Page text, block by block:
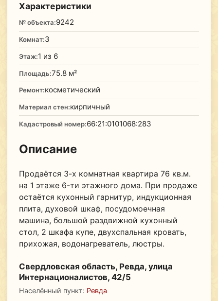
Характеристики
№ объекта:9242
Комнат:3
Этаж:1 из 6
Площадь:75.8 м²
Ремонт:косметический
Материал стен:кирпичный
Кадастровый номер:66:21:0101068:283
Описание
Продаётся 3-х комнатная квартира 76 кв.м.
на 1 этаже 6-ти этажного дома. При продаже
остаётся кухонный гарнитур, индукционная
плита, духовой шкаф, посудомоечная
машина, большой раздвижной кухонный
стол, 2 шкафа купе, двухспальная кровать,
прихожая, водонагреватель, люстры.
Свердловская область, Ревда, улица
Интернационалистов, 42/5
Населённый пункт: Ревда